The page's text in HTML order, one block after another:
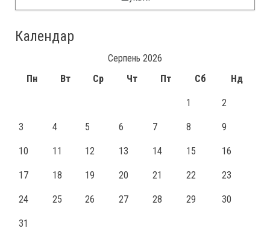
Календар
Серпень 2026
Пн
Вт Ср Чт Пт Сб Нд
1 2
3 4 5 6 7 8 9
10 11 12 13 14 15 16
17 18 19 20 21 22 23
24 25 26 27 28 29 30
31